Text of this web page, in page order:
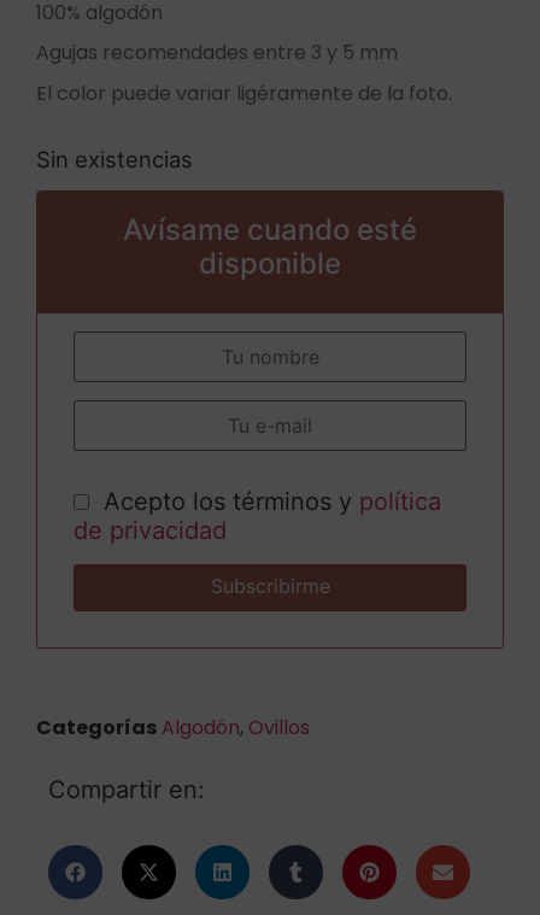
100% algodón
Agujas recomendades entre 3 y 5 mm
El color puede variar ligéramente de la foto.
Sin existencias
Avísame cuando esté
disponible
Acepto los términos y política
de privacidad
Categorías Algodón, Ovillos
Compartir en: